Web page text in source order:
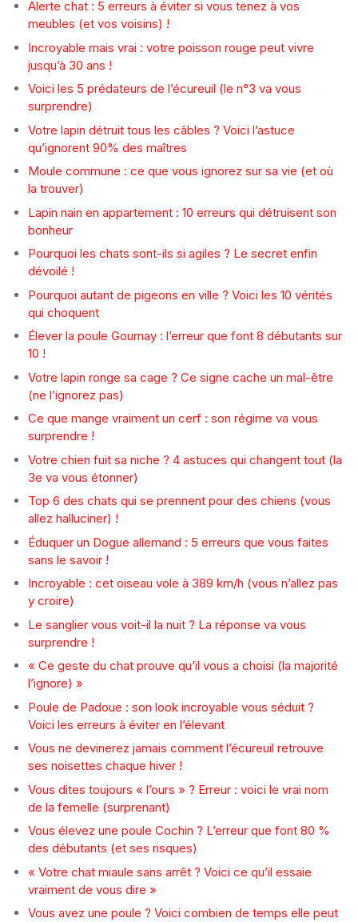
Alerte chat : 5 erreurs à éviter si vous tenez à vos
meubles (et vos voisins) !
Incroyable mais vrai : votre poisson rouge peut vivre
jusqu’à 30 ans !
Voici les 5 prédateurs de l’écureuil (le n°3 va vous
surprendre)
Votre lapin détruit tous les câbles ? Voici l’astuce
qu’ignorent 90% des maîtres
Moule commune : ce que vous ignorez sur sa vie (et où
la trouver)
Lapin nain en appartement : 10 erreurs qui détruisent son
bonheur
Pourquoi les chats sont-ils si agiles ? Le secret enfin
dévoilé !
Pourquoi autant de pigeons en ville ? Voici les 10 vérités
qui choquent
Élever la poule Gournay : l’erreur que font 8 débutants sur
10 !
Votre lapin ronge sa cage ? Ce signe cache un mal-être
(ne l’ignorez pas)
Ce que mange vraiment un cerf : son régime va vous
surprendre !
Votre chien fuit sa niche ? 4 astuces qui changent tout (la
3e va vous étonner)
Top 6 des chats qui se prennent pour des chiens (vous
allez halluciner) !
Éduquer un Dogue allemand : 5 erreurs que vous faites
sans le savoir !
Incroyable : cet oiseau vole à 389 km/h (vous n’allez pas
y croire)
Le sanglier vous voit-il la nuit ? La réponse va vous
surprendre !
« Ce geste du chat prouve qu’il vous a choisi (la majorité
l’ignore) »
Poule de Padoue : son look incroyable vous séduit ?
Voici les erreurs à éviter en l’élevant
Vous ne devinerez jamais comment l’écureuil retrouve
ses noisettes chaque hiver !
Vous dites toujours « l’ours » ? Erreur : voici le vrai nom
de la femelle (surprenant)
Vous élevez une poule Cochin ? L’erreur que font 80 %
des débutants (et ses risques)
« Votre chat miaule sans arrêt ? Voici ce qu’il essaie
vraiment de vous dire »
Vous avez une poule ? Voici combien de temps elle peut